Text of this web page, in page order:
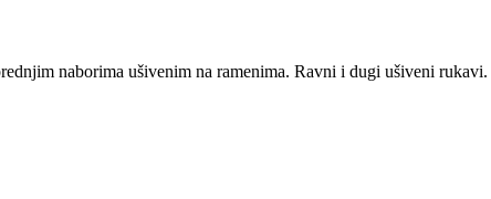
naborima ušivenim na ramenima. Ravni i dugi ušiveni